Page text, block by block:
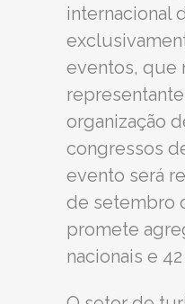
internacional
eventos, que
organização
congressos
evento será
de setembro
promete
nacionais e